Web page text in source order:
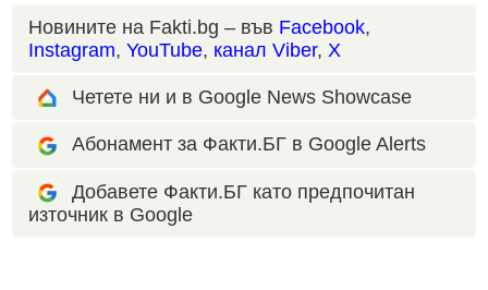
Новините на Fakti.bg – във Facebook,
Instagram, YouTube, канал Viber, X
Четете ни и в Google News Showcase
Абонамент за Факти.БГ в Google Alerts
Добавете Факти.БГ като предпочитан
източник в Google